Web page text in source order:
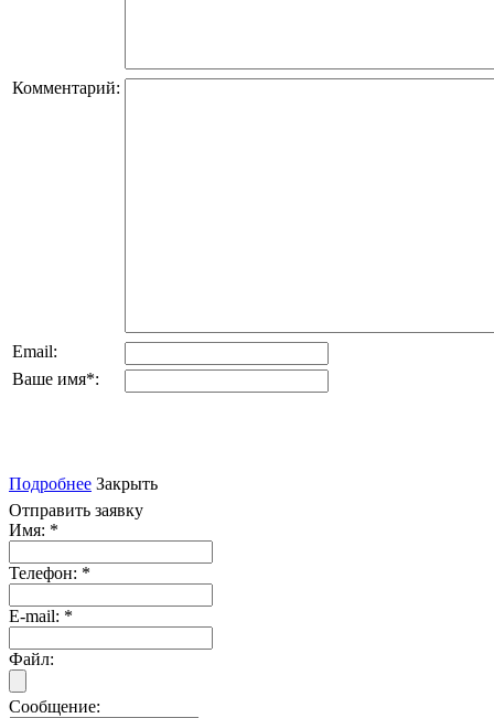
Комментарий:
Email:
Ваше имя*:
Подробнее Закрыть
Отправить заявку
Имя: *
Телефон: *
E-mail: *
Файл:
Сообщение: